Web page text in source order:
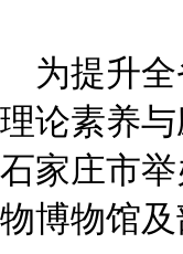
为提升
理论素养
石家庄市
物博物馆